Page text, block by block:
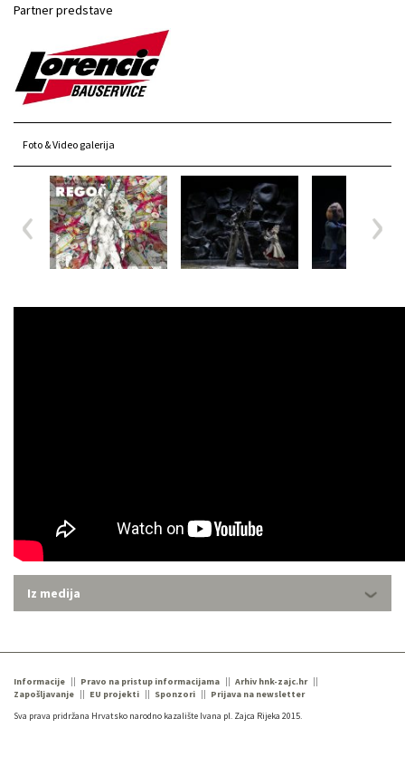
Partner predstave
Foto & Video galerija
Iz medija
Informacije Pravo na pristup informacijama
Arhiv hnk-zajc.hr
Zapošljavanje
EU projekti Sponzori
Prijava na newsletter
Sva prava pridržana Hrvatsko narodno kazalište Ivana pl. Zajca Rijeka 2015.